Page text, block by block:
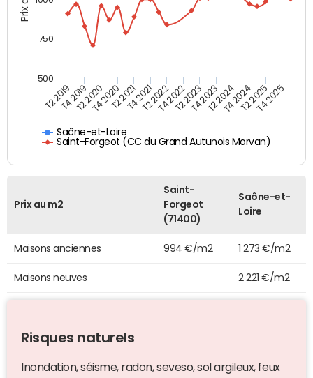
Saône-et-Loire
Saint-Forgeot (CC du Grand Autunois Morvan)
T2 2019T4 2019T2 2020T4 2020T2 2021T4 2021T2 2022T4 2022T2 2023T4 2023T2 2024T4 2024T2 2025T4 2025
500
750
Prix au m2
Saint-
Forgeot
(71400)
Saône-et-
Loire
Maisons anciennes 994 €/m2 1 273 €/m2
Maisons neuves 2 221 €/m2
Risques naturels
Inondation, séisme, radon, seveso, sol argileux, feux